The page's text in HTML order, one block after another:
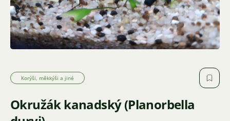
Korýši, měkkýši a jiné
Okružák kanadský (Planorbella